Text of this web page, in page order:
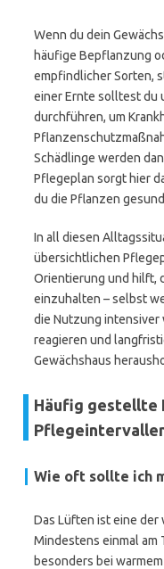
Wenn du dein
häufige Bepflanzung
empfindlicher Sorten,
einer Ernte solltest du
durchführen, um
Schädlinge werden
Pflegeplan sorgt hier
du die Pflanzen
In all diesen
übersichtlichen
Orientierung und hilft,
einzuhalten – selbst
die Nutzung intensiver
reagieren und
Gewächshaus
Häufig gestellte
Wie oft sollte ich
Das Lüften ist eine
Mindestens einmal am
besonders bei